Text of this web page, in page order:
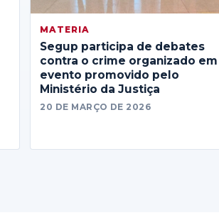
MATERIA
Segup participa de debates
contra o crime organizado em
evento promovido pelo
Ministério da Justiça
20 DE MARÇO DE 2026